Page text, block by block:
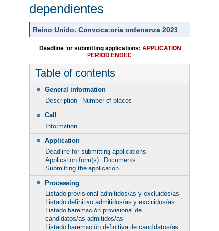
dependientes
Reino Unido. Convocatoria ordenanza 2023
Deadline for submitting applications: APPLICATION
PERIOD ENDED
Table of contents
General information
Description
Number of places
Call
Information
Application
Deadline for submitting applications
Application form(s)
Documents
Submitting the application
Processing
Listado provisional admitidos/as y excluidos/as
Listado definitivo admitidos/as y excluidos/as
Listado baremación provisional de
candidatos/as admitidos/as
Listado baremación definitiva de candidatos/as